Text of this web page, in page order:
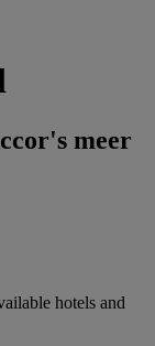
meer
hotels and